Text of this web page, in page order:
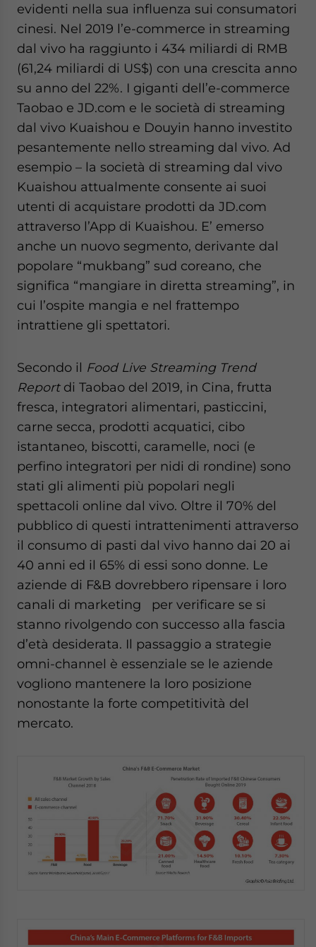
evidenti nella sua influenza sui consumatori
cinesi. Nel 2019 l’e-commerce in streaming
dal vivo ha raggiunto i 434 miliardi di RMB
(61,24 miliardi di US$) con una crescita anno
su anno del 22%. I giganti dell’e-commerce
Taobao e JD.com e le società di streaming
dal vivo Kuaishou e Douyin hanno investito
pesantemente nello streaming dal vivo. Ad
esempio – la società di streaming dal vivo
Kuaishou attualmente consente ai suoi
utenti di acquistare prodotti da JD.com
attraverso l’App di Kuaishou. E’ emerso
anche un nuovo segmento, derivante dal
popolare “mukbang” sud coreano, che
significa “mangiare in diretta streaming”, in
cui l’ospite mangia e nel frattempo
intrattiene gli spettatori.
Secondo il Food Live Streaming Trend
Reportdi Taobao del 2019, in Cina, frutta
fresca, integratori alimentari, pasticcini,
carne secca, prodotti acquatici, cibo
istantaneo, biscotti, caramelle, noci (e
perfino integratori per nidi di rondine) sono
stati gli alimenti più popolari negli
spettacoli online dal vivo. Oltre il 70% del
pubblico di questi intrattenimenti attraverso
il consumo di pasti dal vivo hanno dai 20 ai
40 anni ed il 65% di essi sono donne. Le
aziende di F&B dovrebbero ripensare i loro
canali di marketing per verificare se si
stanno rivolgendo con successo alla fascia
d’età desiderata. Il passaggio a strategie
omni-channel è essenziale se le aziende
vogliono mantenere la loro posizione
nonostante la forte competitività del
mercato.